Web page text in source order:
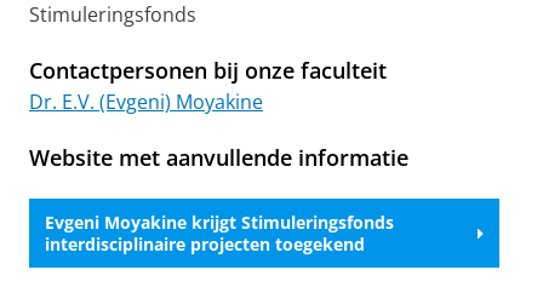
Stimuleringsfonds
Contactpersonen bij onze faculteit
Dr. E.V. (Evgeni) Moyakine
Website met aanvullende informatie
Evgeni Moyakine krijgt Stimuleringsfonds
interdisciplinaire projecten toegekend